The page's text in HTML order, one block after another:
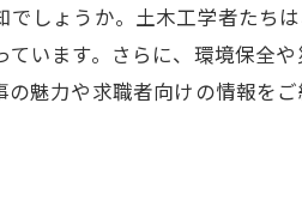
しょうか。土木工学者たち
います。さらに、環境保全や
魅力や求職者向けの情報をご